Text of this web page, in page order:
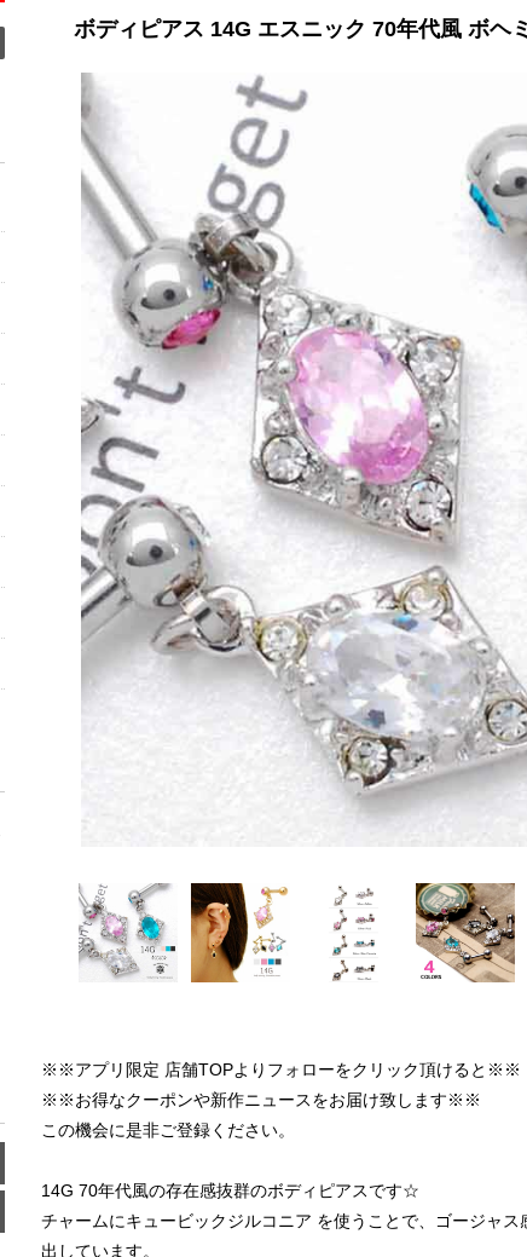
ボディピアス 14G エスニック 70年代風 ボヘ
※※アプリ限定 店舗TOPよりフォローをクリック頂けると※※
※※お得なクーポンや新作ニュースをお届け致します※※
この機会に是非ご登録ください。
14G 70年代風の存在感抜群のボディピアスです☆
チャームにキュービックジルコニア を使うことで、ゴージャス
出しています。